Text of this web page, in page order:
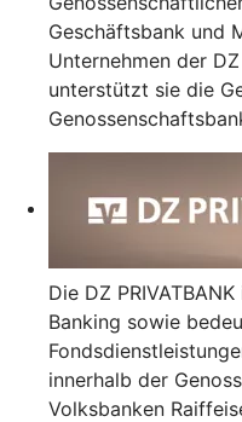
Geschäftsbank und
Unternehmen der
unterstützt sie die
Die DZ
Banking sowie
innerhalb der
Volksbanken